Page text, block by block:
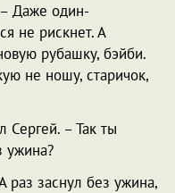
Даже один-
не рискнет. А
рубашку, бэйби.
не ношу, старичок,
Сергей. – Так ты
ужина?
раз заснул без ужина,